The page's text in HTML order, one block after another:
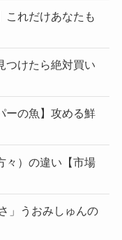
これだけあなたも
つけたら絶対買い
ーの魚】攻める鮮
々）の違い【市場
」うおみしゅんの